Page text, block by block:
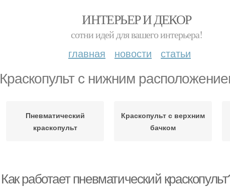
ИНТЕРЬЕР И ДЕКОР
сотни идей для вашего интерьера!
главная новости статьи
Краскопульт с нижним
Пневматический
краскопульт
Краскопульт с верхним
бачком
Как работает пневматический